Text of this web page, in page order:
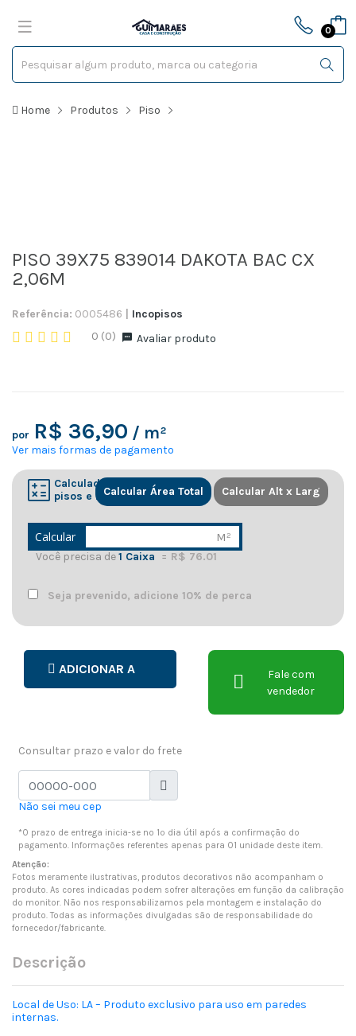
0
Home Produtos Piso
PISO 39X75 839014 DAKOTA BAC CX
2,06M
Referência: 0005486
Incopisos
0 (0)
Avaliar produto
por R$ 36,90 / m²
Ver mais formas de pagamento
Calculadora de
pisos e resvestimentos
Calcular M²
Você precisa de1 Caixa = R$ 76.01
Seja prevenido, adicione 10% de perca
Calcular Área Total Calcular Alt x Larg
ADICIONAR A
Fale com
vendedor
Consultar prazo e valor do frete
Não sei meu cep
*O prazo de entrega inicia-se no 1º dia útil após a confirmação do
pagamento. Informações referentes apenas para 01 unidade deste item.
Atenção:
Fotos meramente ilustrativas, produtos decorativos não acompanham o
produto. As cores indicadas podem sofrer alterações em função da calibração
do monitor. Não nos responsabilizamos pela montagem e instalação do
produto. Todas as informações divulgadas são de responsabilidade do
fornecedor/fabricante.
Descrição
Local de Uso: LA – Produto exclusivo para uso em paredes
internas.